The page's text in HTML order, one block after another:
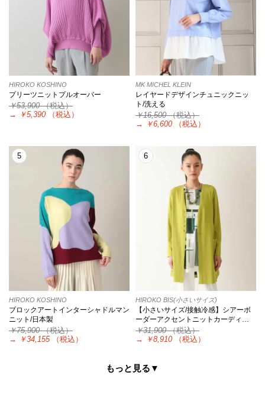
HIROKO KOSHINO
プリーツニットプルオーバー
￥53,900（税込）
→
￥5,390 （税込）
MK MICHEL KLEIN
レイヤードデザインチュニックニッ
ト/洗える
￥16,500（税込）
→
￥6,600 （税込）
5
HIROKO KOSHINO
ブロックアートインターシャドルマン
ニット/日本製
￥75,900（税込）
→
￥34,155 （税込）
6
HIROKO BIS(小さいサイズ)
【小さいサイズ/接触冷感】シアーボ
ーダーアクセントニットカーディ…
￥31,900（税込）
→
￥8,910 （税込）
もっと見る▼